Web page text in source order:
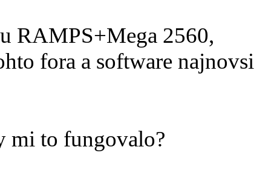
RAMPS+Mega 2560,
fora a software najnovsi
mi to fungovalo?